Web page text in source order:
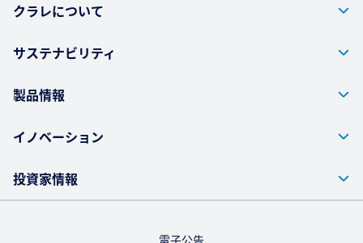
クラレについて
サステナビリティ
製品情報
イノベーション
投資家情報